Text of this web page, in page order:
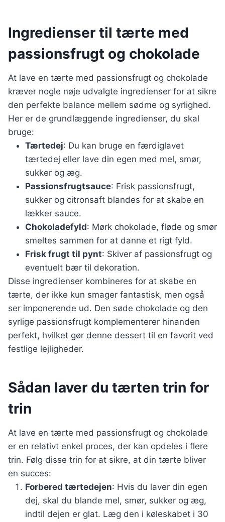
Ingredienser til tærte med
passionsfrugt og chokolade
At lave en tærte med passionsfrugt og chokolade
kræver nogle nøje udvalgte ingredienser for at sikre
den perfekte balance mellem sødme og syrlighed.
Her er de grundlæggende ingredienser, du skal
bruge:
Tærtedej: Du kan bruge en færdiglavet
tærtedej eller lave din egen med mel, smør,
sukker og æg.
Passionsfrugtsauce: Frisk passionsfrugt,
sukker og citronsaft blandes for at skabe en
lækker sauce.
Chokoladefyld: Mørk chokolade, fløde og smør
smeltes sammen for at danne et rigt fyld.
Frisk frugt til pynt: Skiver af passionsfrugt og
eventuelt bær til dekoration.
Disse ingredienser kombineres for at skabe en
tærte, der ikke kun smager fantastisk, men også
ser imponerende ud. Den søde chokolade og den
syrlige passionsfrugt komplementerer hinanden
perfekt, hvilket gør denne dessert til en favorit ved
festlige lejligheder.
Sådan laver du tærten trin for
trin
At lave en tærte med passionsfrugt og chokolade
er en relativt enkel proces, der kan opdeles i flere
trin. Følg disse trin for at sikre, at din tærte bliver
en succes:
Forbered tærtedejen: Hvis du laver din egen
dej, skal du blande mel, smør, sukker og æg,
indtil dejen er glat. Læg den i køleskabet i 30